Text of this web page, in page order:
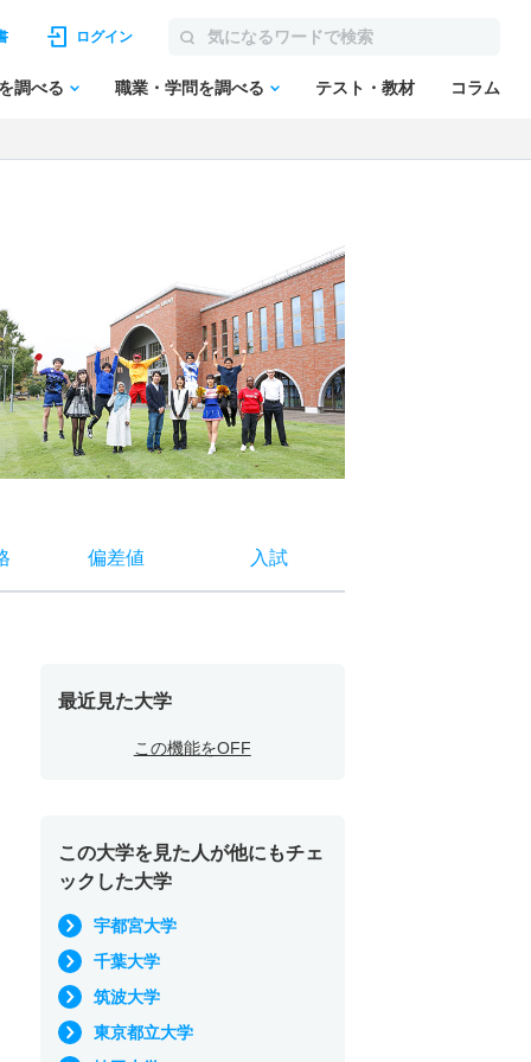
ログイン
調べる 職業・学問を調べる テスト・教材 コラム
偏差値 入試
最近見た大学
この機能をOFF
この大学を見た人が他にもチェ
ックした大学
宇都宮大学
千葉大学
筑波大学
東京都立大学